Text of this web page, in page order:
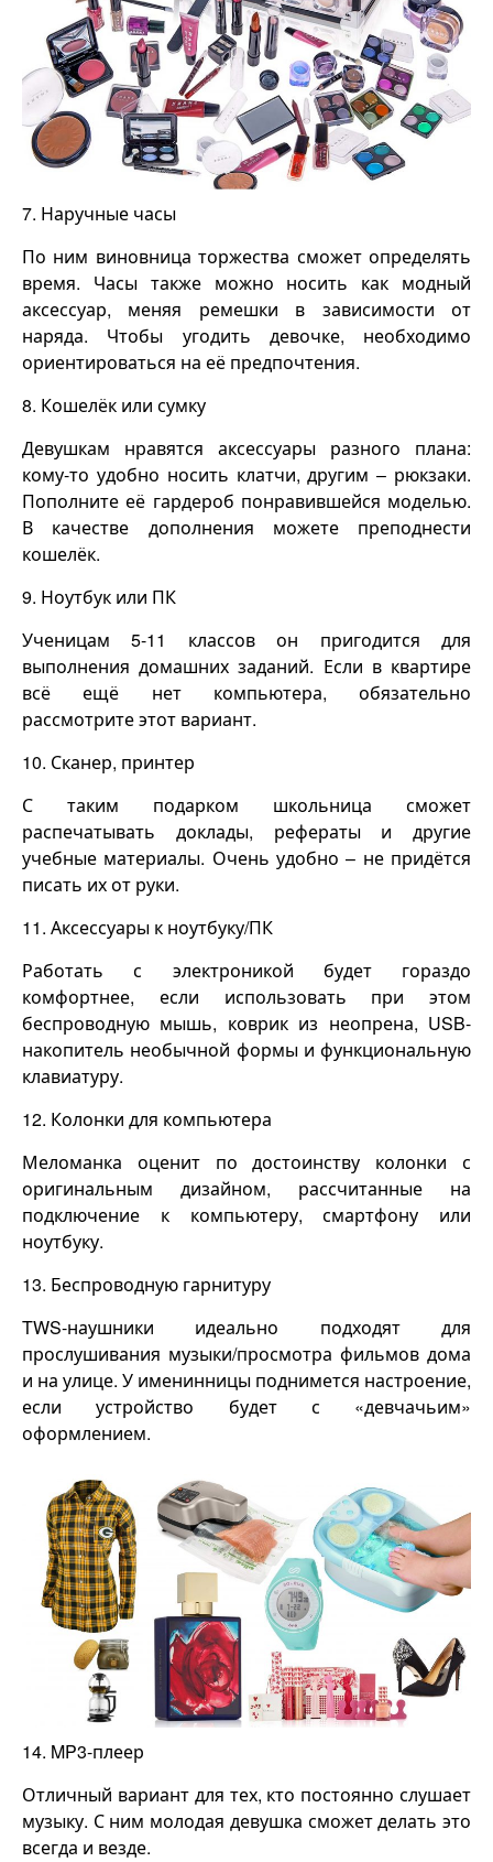
7. Наручные часы
По ним виновница торжества сможет определять
время. Часы также можно носить как модный
аксессуар, меняя ремешки в зависимости от
наряда. Чтобы угодить девочке, необходимо
ориентироваться на её предпочтения.
8. Кошелёк или сумку
Девушкам нравятся аксессуары разного плана:
кому-то удобно носить клатчи, другим – рюкзаки.
Пополните её гардероб понравившейся моделью.
В качестве дополнения можете преподнести
кошелёк.
9. Ноутбук или ПК
Ученицам 5-11 классов он пригодится для
выполнения домашних заданий. Если в квартире
всё ещё нет компьютера, обязательно
рассмотрите этот вариант.
10. Сканер, принтер
С таким подарком школьница сможет
распечатывать доклады, рефераты и другие
учебные материалы. Очень удобно – не придётся
писать их от руки.
11. Аксессуары к ноутбуку/ПК
Работать с электроникой будет гораздо
комфортнее, если использовать при этом
беспроводную мышь, коврик из неопрена, USB-
накопитель необычной формы и функциональную
клавиатуру.
12. Колонки для компьютера
Меломанка оценит по достоинству колонки с
оригинальным дизайном, рассчитанные на
подключение к компьютеру, смартфону или
ноутбуку.
13. Беспроводную гарнитуру
TWS-наушники идеально подходят для
прослушивания музыки/просмотра фильмов дома
и на улице. У именинницы поднимется настроение,
если устройство будет с «девчачьим»
оформлением.
14. MP3-плеер
Отличный вариант для тех, кто постоянно слушает
музыку. С ним молодая девушка сможет делать это
всегда и везде.